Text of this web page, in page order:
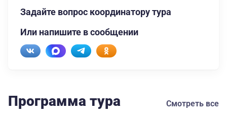
Задайте вопрос координатору тура
Или напишите в сообщении
Программа тура Смотреть все